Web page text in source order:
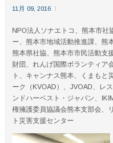
11月 09, 2016
NPO法人ソナエトコ、熊本市社
ー、熊本市地域活動推進課、熊
熊本県社協、熊本市市民活動支
財団、れんげ国際ボランティア
ト、キャンナス熊本、くまもと
ーク（KVOAD）、JVOAD、レ
ンドハーベスト・ジャパン、
権擁護委員協議会熊本支部会、
ト災害支援センター